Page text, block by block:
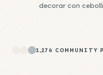
decorar con
1,276 COMMUNITY